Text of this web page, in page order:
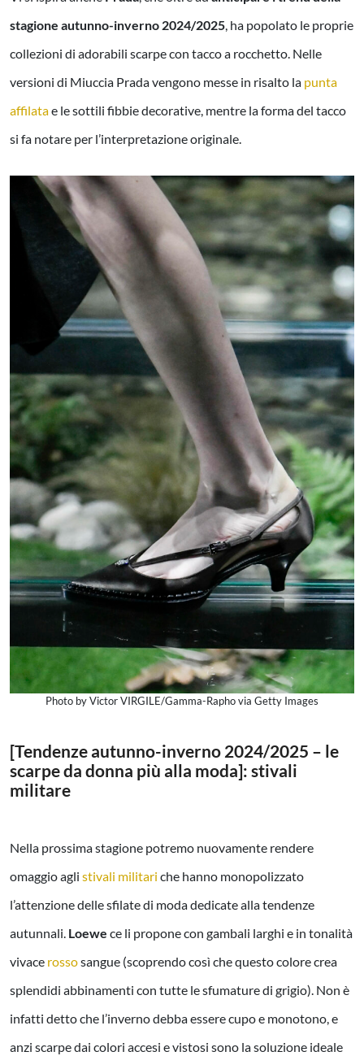
stagione autunno-inverno 2024/2025, ha popolato le proprie
collezioni di adorabili scarpe con tacco a rocchetto. Nelle
versioni di Miuccia Prada vengono messe in risalto la punta
affilatae le sottili fibbie decorative, mentre la forma del tacco
si fa notare per l’interpretazione originale.
Photo by Victor VIRGILE/Gamma-Rapho via Getty Images
[Tendenze autunno-inverno 2024/2025 – le
scarpe da donna più alla moda]: stivali
militare
Nella prossima stagione potremo nuovamente rendere
omaggio agli stivali militari che hanno monopolizzato
l’attenzione delle sfilate di moda dedicate alla tendenze
autunnali. Loewe ce li propone con gambali larghi e in tonalità
vivace rossosangue (scoprendo così che questo colore crea
splendidi abbinamenti con tutte le sfumature di grigio). Non è
infatti detto che l’inverno debba essere cupo e monotono, e
anzi scarpe dai colori accesi e vistosi sono la soluzione ideale